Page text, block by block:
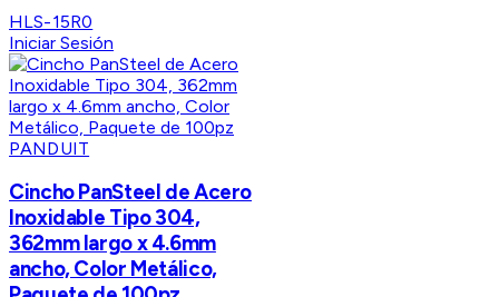
HLS-15R0
Iniciar Sesión
PANDUIT
Cincho PanSteel de Acero
Inoxidable Tipo 304,
362mm largo x 4.6mm
ancho, Color Metálico,